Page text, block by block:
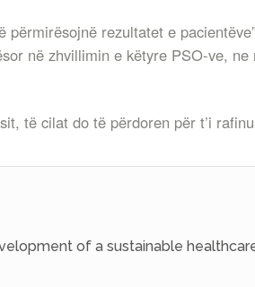
rezultatet e
në zhvillimin e këtyre PSO-ve,
të cilat do të përdoren për t’i
of a sustainable